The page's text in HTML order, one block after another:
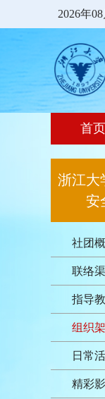
2026年08
首页
浙江大
安
社团
联络
指导
组织
日常
精彩